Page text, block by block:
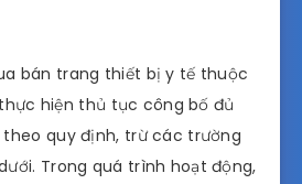
bán trang thiết bị y tế thuộc
thực hiện thủ tục công bố đủ
theo quy định, trừ các trường
Trong quá trình hoạt động,